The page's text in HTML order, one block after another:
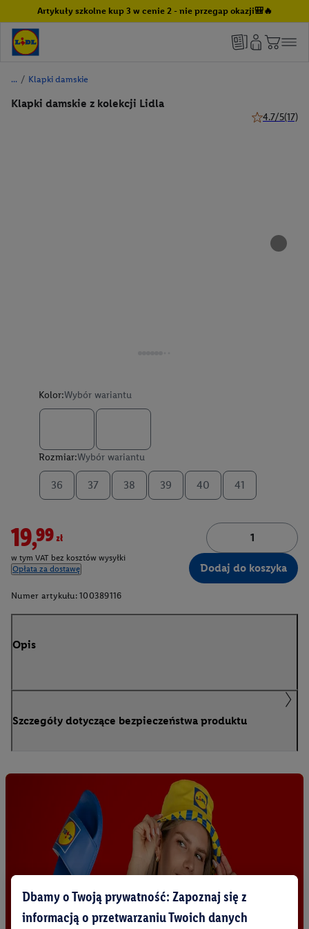
Artykuły szkolne kup 3 w cenie 2 - nie przegap okazji🎒🔥
/ Klapki damskie
Klapki damskie z kolekcji Lidla
4.7/5(17)
Kolor:Wybór wariantu
Rozmiar:Wybór wariantu
36 37 38 39 40 41
19,99zł
w tym VAT bez kosztów wysyłki
Opłata za dostawę
Dodaj do koszyka
Numer artykułu: 100389116
Opis
Szczegóły dotyczące bezpieczeństwa produktu
Dbamy o Twoją prywatność: Zapoznaj się z
informacją o przetwarzaniu Twoich danych